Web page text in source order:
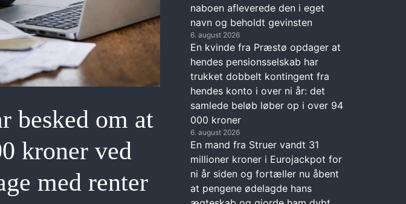
besked om at
kroner ved
med renter
naboen afleverede den i eget
navn og beholdt gevinsten
6. august 2026
En kvinde fra Præstø opdager at
hendes pensionsselskab har
trukket dobbelt kontingent fra
hendes konto i over ni år: det
samlede beløb løber op i over 94
000 kroner
6. august 2026
En mand fra Struer vandt 31
millioner kroner i Eurojackpot for
ni år siden og fortæller nu åbent
at pengene ødelagde hans